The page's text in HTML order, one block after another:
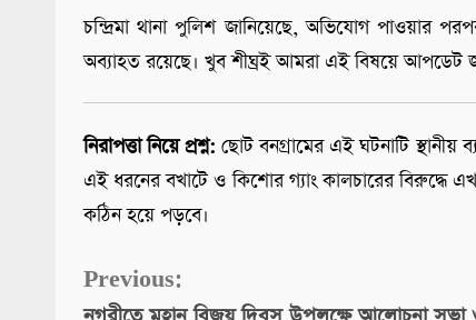
চন্দ্রিমা থানা পুলিশ জানিয়েছে, অভিযোগ পাওয়ার
অব্যাহত রয়েছে। খুব শীঘ্রই আমরা এই বিষয়ে আপডেট
নিরাপত্তা নিয়ে প্রশ্ন: ছোট বনগ্রামের এই ঘটনাটি স্থানীয়
এই ধরনের বখাটে ও কিশোর গ্যাং কালচারের বিরুদ্ধে
কঠিন হয়ে পড়বে।
Continue
Previous: